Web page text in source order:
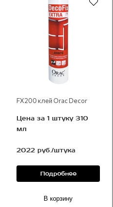
FX200 клей Orac Decor
Цена за 1 штуку 310
мл
2022 руб./штука
Подробнее
В корзину